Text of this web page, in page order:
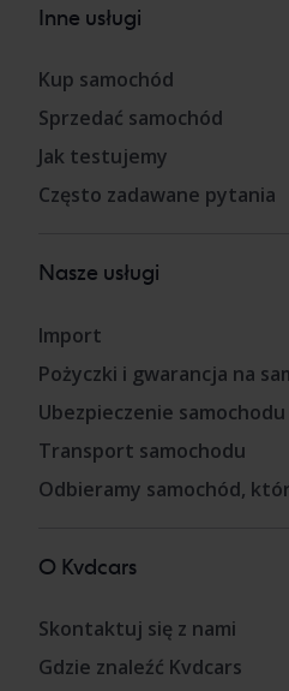
Inne usługi
Kup samochód
Sprzedać samochód
Jak testujemy
Często zadawane pytania
Nasze usługi
Import
Pożyczki i gwarancja na
Ubezpieczenie samochodu
Transport samochodu
Odbieramy samochód,
O Kvdcars
Skontaktuj się z nami
Gdzie znaleźć Kvdcars